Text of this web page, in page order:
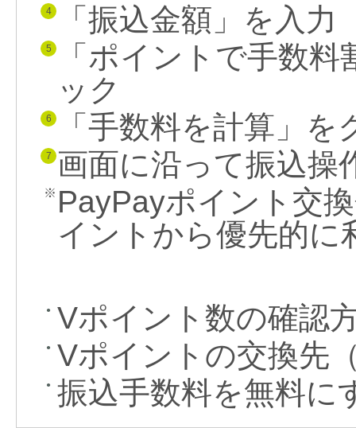
4 「振込金額」を入力
5
「ポイントで手数
ック
6 「手数料を計算」を
7 画面に沿って振込操
※ PayPayポイント交
イントから優先的に
● Vポイント数の確認
● Vポイントの交換先
● 振込手数料を無料に